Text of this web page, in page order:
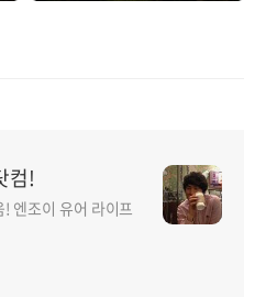
컴!
엔조이 유어 라이프